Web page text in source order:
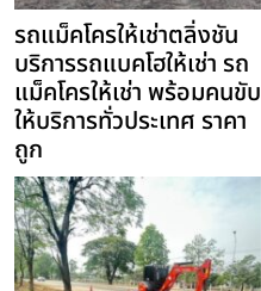
รถแม็คโครให้เช่าตลิ่งชัน
บริการรถแบคโฮให้เช่า รถ
แม็คโครให้เช่า พร้อมคนขับ
ให้บริการทั่วประเทศ ราคา
ถูก